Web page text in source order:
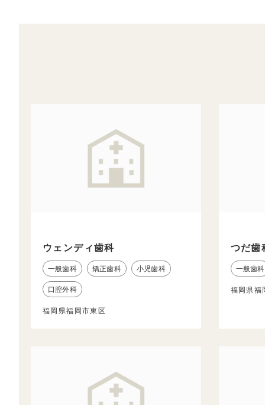
ウェンディ歯科
一般歯科 矯正歯科 小児歯科
口腔外科
福岡県福岡市東区
つだ歯
一般歯科
福岡県福